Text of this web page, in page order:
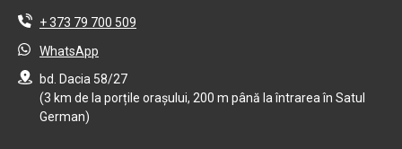
+ 373 79 700 509
WhatsApp
bd. Dacia 58/27
(3 km de la porțile orașului, 200 m până la întrarea în Satul
German)